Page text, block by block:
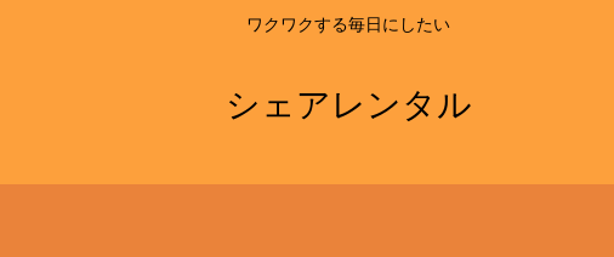
ワクワクする毎日にしたい
シェアレンタル